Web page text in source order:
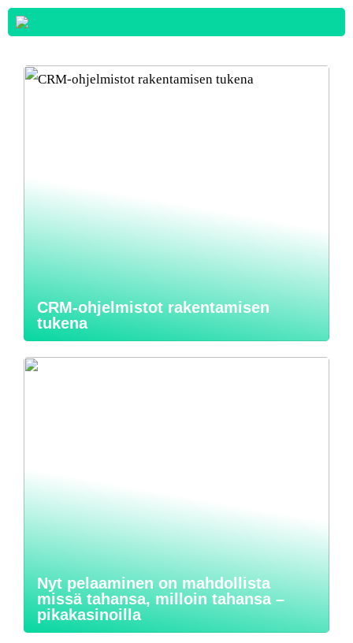
CRM-ohjelmistot rakentamisen
tukena
Nyt pelaaminen on mahdollista
missä tahansa, milloin tahansa –
pikakasinoilla